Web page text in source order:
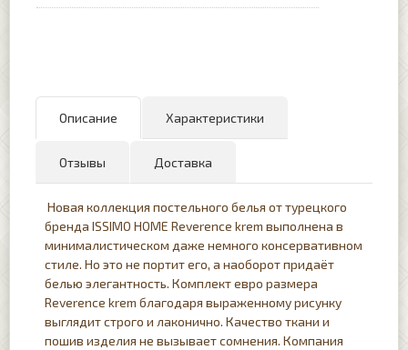
Описание Характеристики
Отзывы Доставка
Новая коллекция постельного белья от турецкого
бренда ISSIMO HOME Reverence krem выполнена в
минималистическом даже немного консервативном
стиле. Но это не портит его, а наоборот придаёт
белью элегантность. Комплект евро размера
Reverence krem благодаря выраженному рисунку
выглядит строго и лаконично. Качество ткани и
пошив изделия не вызывает сомнения. Компания